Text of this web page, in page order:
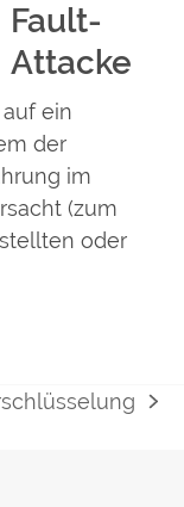
Fault-
Attacke
ein
der
im
(zum
oder